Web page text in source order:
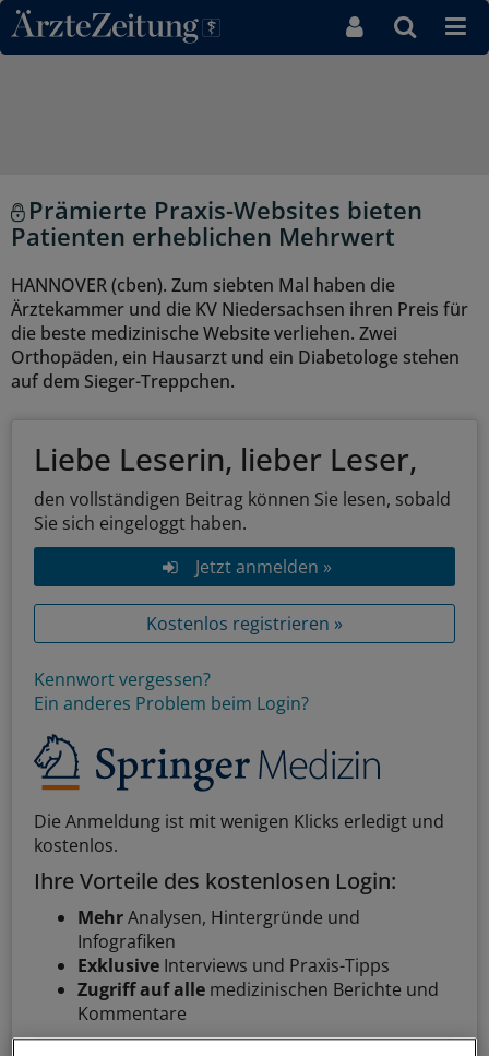
Direkt zum Inhaltsbereich
Prämierte Praxis-Websites bieten
Patienten erheblichen Mehrwert
HANNOVER (cben). Zum siebten Mal haben die
Ärztekammer und die KV Niedersachsen ihren Preis für
die beste medizinische Website verliehen. Zwei
Orthopäden, ein Hausarzt und ein Diabetologe stehen
auf dem Sieger-Treppchen.
Liebe Leserin, lieber Leser,
den vollständigen Beitrag können Sie lesen, sobald
Sie sich eingeloggt haben.
Jetzt anmelden »
Kostenlos registrieren »
Kennwort vergessen?
Ein anderes Problem beim Login?
Die Anmeldung ist mit wenigen Klicks erledigt und
kostenlos.
Ihre Vorteile des kostenlosen Login:
MehrAnalysen, Hintergründe und
Infografiken
Exklusive Interviews und Praxis-Tipps
Zugriff auf alle medizinischen Berichte und
Kommentare